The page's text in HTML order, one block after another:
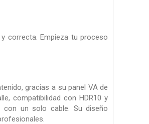
correcta. Empieza tu proceso
gracias a su panel VA de
compatibilidad con HDR10 y
con un solo cable. Su diseño